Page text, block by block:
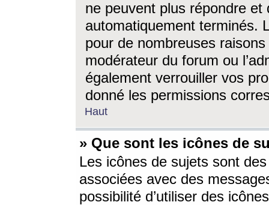
ne peuvent plus répondre
automatiquement terminés.
pour de nombreuses
modérateur du forum ou
également verrouiller vos
donné les permissions
Haut
» Que sont les icônes de
Les icônes de sujets sont
associées avec des
possibilité d’utiliser des